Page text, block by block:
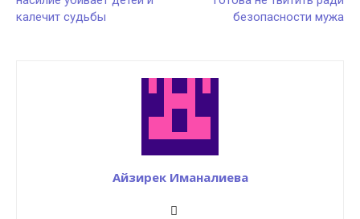
калечит судьбы
безопасности мужа
Айзирек Иманалиева